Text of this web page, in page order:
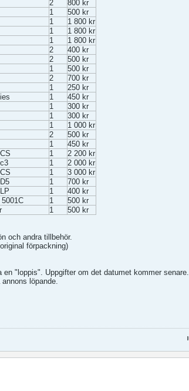
2
800 kr
1
500 kr
1
1 800 kr
1
1 800 kr
1
1 800 kr
2
400 kr
2
500 kr
1
500 kr
2
700 kr
1
250 kr
1
450 kr
1
300 kr
1
300 kr
1
1 000 kr
2
500 kr
1
450 kr
1
2 200 kr
1
2 000 kr
1
3 000 kr
1
700 kr
1
400 kr
1
500 kr
1 500 kr
och andra tillbehör.
förpackning)
"loppis". Uppgifter om det datumet kommer senare.
löpande.